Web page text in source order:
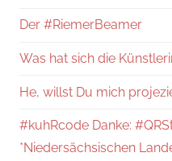
Der #RiemerBeamer
Was hat sich die
He, willst Du mich
#kuhRcode Danke:
*Niedersächsischen